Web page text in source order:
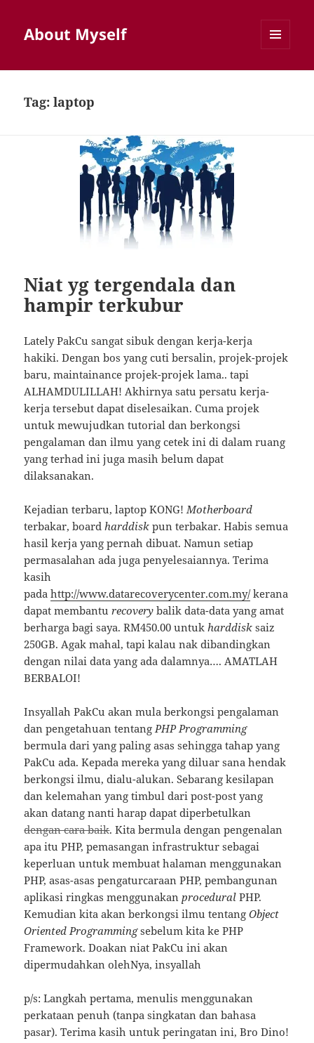
About Myself
Tag:laptop
Niat yg tergendala dan
hampir terkubur
Lately PakCu sangat sibuk dengan kerja-kerja
hakiki. Dengan bos yang cuti bersalin, projek-projek
baru, maintainance projek-projek lama.. tapi
ALHAMDULILLAH! Akhirnya satu persatu kerja-
kerja tersebut dapat diselesaikan. Cuma projek
untuk mewujudkan tutorial dan berkongsi
pengalaman dan ilmu yang cetek ini di dalam ruang
yang terhad ini juga masih belum dapat
dilaksanakan.
Kejadian terbaru, laptop KONG! Motherboard
terbakar, board harddisk pun terbakar. Habis semua
hasil kerja yang pernah dibuat. Namun setiap
permasalahan ada juga penyelesaiannya. Terima
kasih
padahttp://www.datarecoverycenter.com.my/kerana
dapat membanturecovery balik data-data yang amat
berharga bagi saya. RM450.00 untuk harddisk saiz
250GB. Agak mahal, tapi kalau nak dibandingkan
dengan nilai data yang ada dalamnya…. AMATLAH
BERBALOI!
Insyallah PakCu akan mula berkongsi pengalaman
dan pengetahuan tentang PHP Programming
bermula dari yang paling asas sehingga tahap yang
PakCu ada. Kepada mereka yang diluar sana hendak
berkongsi ilmu, dialu-alukan. Sebarang kesilapan
dan kelemahan yang timbul dari post-post yang
akan datang nanti harap dapat diperbetulkan
dengan cara baik. Kita bermula dengan pengenalan
apa itu PHP, pemasangan infrastruktur sebagai
keperluan untuk membuat halaman menggunakan
PHP, asas-asas pengaturcaraan PHP, pembangunan
aplikasi ringkas menggunakan procedural PHP.
Kemudian kita akan berkongsi ilmu tentangObject
Oriented Programmingsebelum kita ke PHP
Framework. Doakan niat PakCu ini akan
dipermudahkan olehNya, insyallah
p/s: Langkah pertama, menulis menggunakan
perkataan penuh (tanpa singkatan dan bahasa
pasar). Terima kasih untuk peringatan ini, Bro Dino!